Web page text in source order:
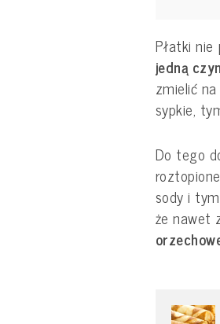
Płatki
jedną
zmielić
sypkie,
Do tego
sody i
że nawet